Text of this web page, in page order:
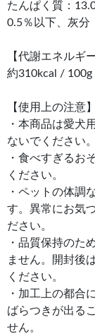
たんぱく質：
0.5％以下、灰分
【代謝エネルギー
約310kcal / 100g
【使用上の注意】
・本商品は愛犬
ないでください。
・食べすぎるお
ください。
・ペットの体調
す。異常にお気
ださい。
・品質保持のた
ません。開封後
ください。
・加工上の都合
ばらつきが出る
せん。